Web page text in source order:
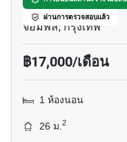
ผ่านการตรวจสอบแล้ว
จอมพล, กรุงเทพ
฿17,000/เดือน
1 ห้องนอน
26 ม.2